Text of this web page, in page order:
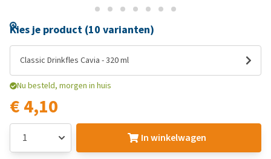
Kies je product (10 varianten)
Classic Drinkfles Cavia - 320 ml
Nu besteld, morgen in huis
€ 4,10
In winkelwagen